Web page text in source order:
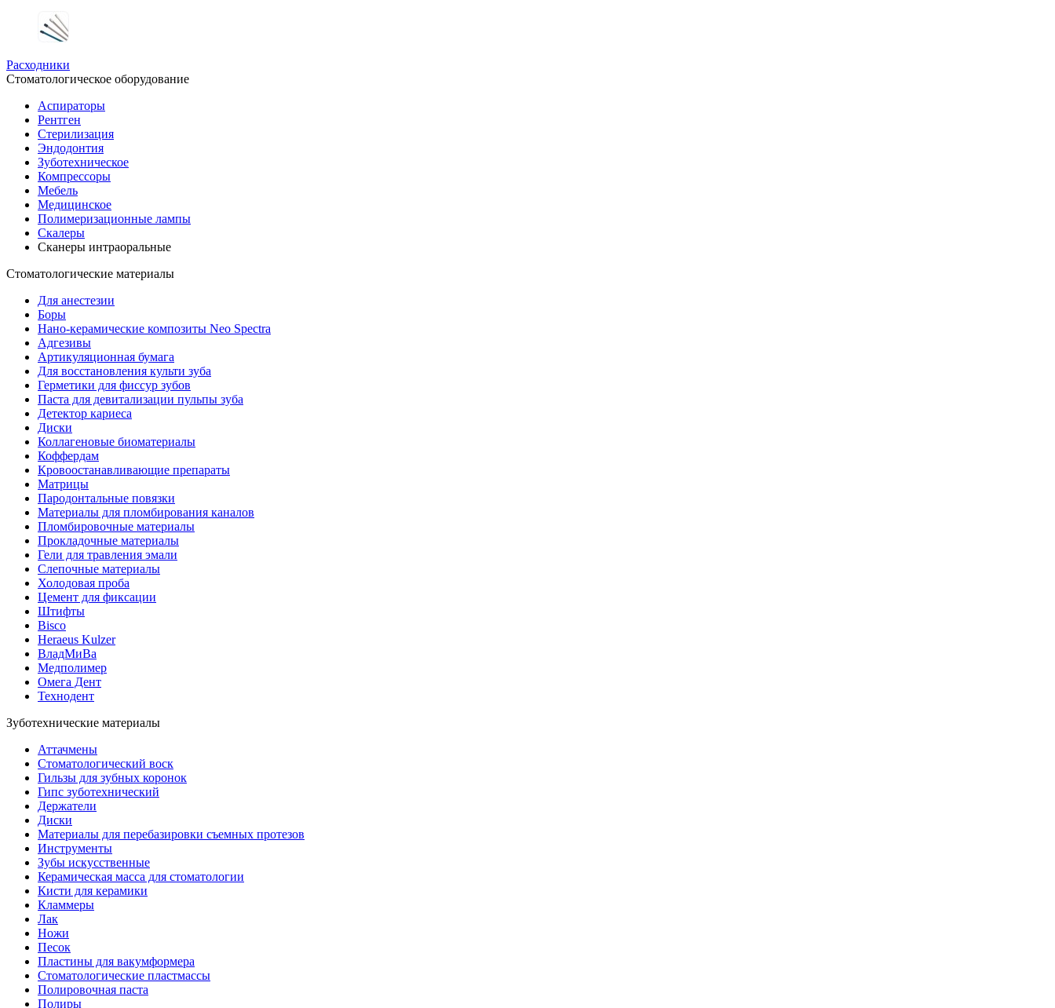
Расходники
Стоматологическое оборудование
Аспираторы
Рентген
Стерилизация
Эндодонтия
Зуботехническое
Компрессоры
Мебель
Медицинское
Полимеризационные лампы
Скалеры
Сканеры интраоральные
Стоматологические материалы
Для анестезии
Боры
Нано-керамические композиты Neo Spectra
Адгезивы
Артикуляционная бумага
Для восстановления культи зуба
Герметики для фиссур зубов
Паста для девитализации пульпы зуба
Детектор кариеса
Диски
Коллагеновые биоматериалы
Коффердам
Кровоостанавливающие препараты
Матрицы
Пародонтальные повязки
Материалы для пломбирования каналов
Пломбировочные материалы
Прокладочные материалы
Гели для травления эмали
Слепочные материалы
Холодовая проба
Цемент для фиксации
Штифты
Bisco
Heraeus Kulzer
ВладМиВа
Медполимер
Омега Дент
Технодент
Зуботехнические материалы
Аттачмены
Стоматологический воск
Гильзы для зубных коронок
Гипс зуботехнический
Держатели
Диски
Материалы для перебазировки съемных протезов
Инструменты
Зубы искусственные
Керамическая масса для стоматологии
Кисти для керамики
Кламмеры
Лак
Ножи
Песок
Пластины для вакумформера
Стоматологические пластмассы
Полировочная паста
Полиры